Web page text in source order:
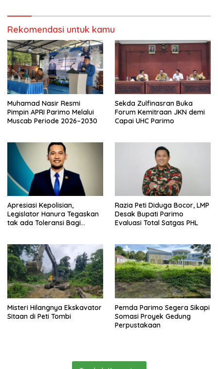
Rekomendasi untuk kamu
Muhamad Nasir Resmi
Pimpin APRI Parimo Melalui
Muscab Periode 2026–2030
Sekda Zulfinasran Buka
Forum Kemitraan JKN demi
Capai UHC Parimo
Apresiasi Kepolisian,
Legislator Hanura Tegaskan
tak ada Toleransi Bagi
Razia Peti Diduga Bocor, LMP
Desak Bupati Parimo
Evaluasi Total Satgas PHL
Misteri Hilangnya Ekskavator
Sitaan di Peti Tombi
Pemda Parimo Segera Sikapi
Somasi Proyek Gedung
Perpustakaan